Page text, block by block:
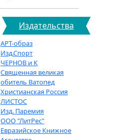
Издательства
АРТ-образ
Изд.Спорт
ЧЕРНОВ и К
Священная великая
обитель Ватопед
Христианская Россия
ЛИСТОС
Изд. Паремия
ООО "ЛитРес"
Евразийское Книжное